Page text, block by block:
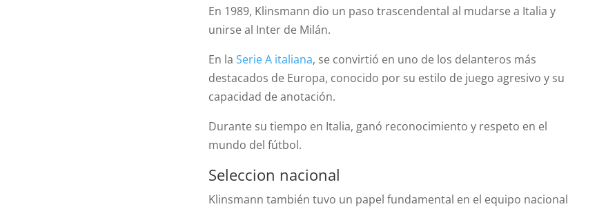
En 1989, Klinsmann dio un paso trascendental al mudarse a Italia y
unirse al Inter de Milán.
En laSerie A italiana, se convirtió en uno de los delanteros más
destacados de Europa, conocido por su estilo de juego agresivo y su
capacidad de anotación.
Durante su tiempo en Italia, ganó reconocimiento y respeto en el
mundo del fútbol.
Seleccion nacional
Klinsmann también tuvo un papel fundamental en el equipo nacional